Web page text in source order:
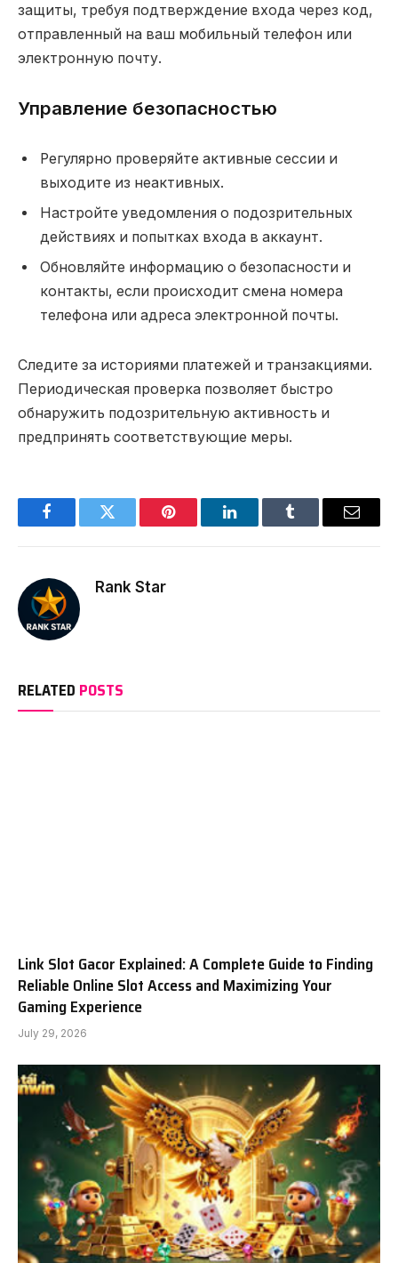
защиты, требуя подтверждение входа через код,
отправленный на ваш мобильный телефон или
электронную почту.
Управление безопасностью
Регулярно проверяйте активные сессии и
выходите из неактивных.
Настройте уведомления о подозрительных
действиях и попытках входа в аккаунт.
Обновляйте информацию о безопасности и
контакты, если происходит смена номера
телефона или адреса электронной почты.
Следите за историями платежей и транзакциями.
Периодическая проверка позволяет быстро
обнаружить подозрительную активность и
предпринять соответствующие меры.
FacebookTwitter Pinterest LinkedInTumblr Email
Rank Star
RELATED POSTS
Link Slot Gacor Explained: A Complete Guide to Finding
Reliable Online Slot Access and Maximizing Your
Gaming Experience
July 29, 2026